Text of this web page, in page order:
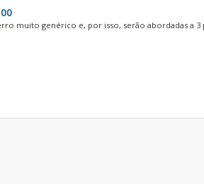
muito genérico e, por isso, serão abordadas a 3